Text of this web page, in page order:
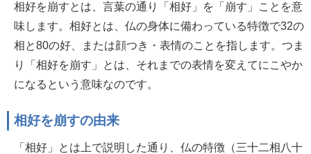
相好を崩すとは、言葉の通り「相好」を「崩す」ことを意
味します。相好とは、仏の身体に備わっている特徴で32の
相と80の好、または顔つき・表情のことを指します。つま
り「相好を崩す」とは、それまでの表情を変えてにこやか
になるという意味なのです。
相好を崩すの由来
「相好」とは上で説明した通り、仏の特徴（三十二相八十